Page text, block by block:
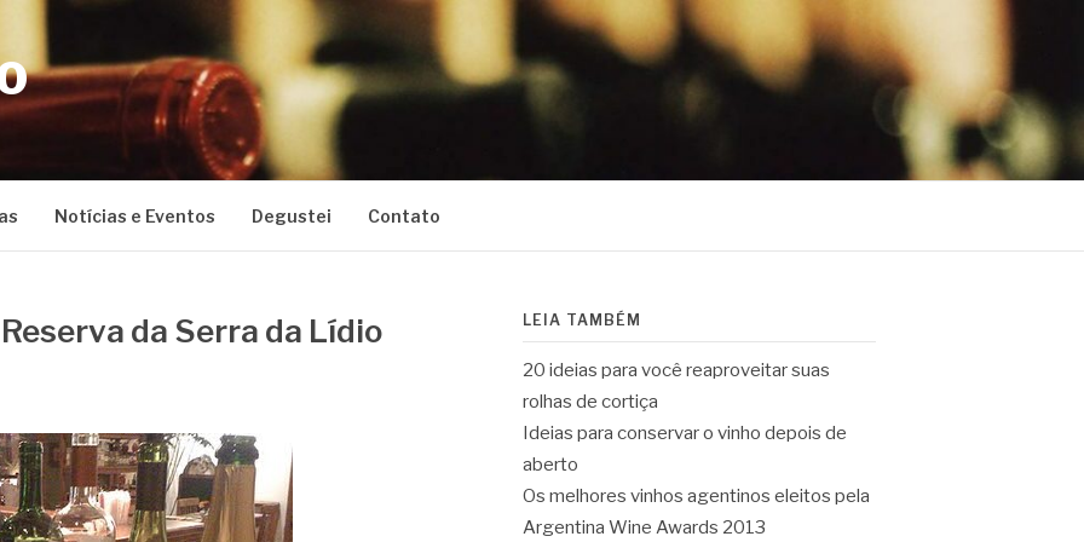
Notícias e Eventos Degustei Contato
da Serra da Lídio
LEIA TAMBÉM
20 ideias para você reaproveitar suas
rolhas de cortiça
Ideias para conservar o vinho depois de
aberto
Os melhores vinhos agentinos eleitos pela
Argentina Wine Awards 2013